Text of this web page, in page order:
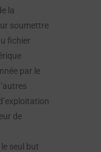
la
soumettre
fichier
par le
de
seul but